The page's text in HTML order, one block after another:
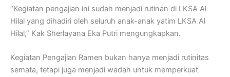
“Kegiatan pengajian ini sudah menjadi rutinan di LKSA Al
Hilal yang dihadiri oleh seluruh anak-anak yatim LKSA Al
Hilal,” Kak Sherlayana Eka Putri mengungkapkan.
Kegiatan Pengajian Ramen bukan hanya menjadi rutinitas
semata, tetapi juga menjadi wadah untuk memperkuat